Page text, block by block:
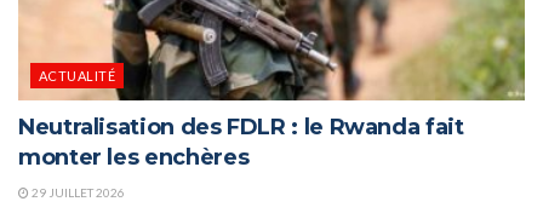
ACTUALITÉ
Neutralisation des FDLR : le Rwanda fait
monter les enchères
29 JUILLET 2026